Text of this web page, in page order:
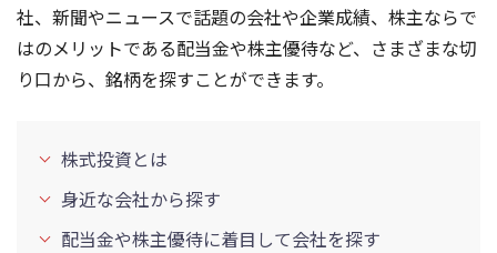
社、新聞やニュースで話題の会社や企業成績、株主ならで
はのメリットである配当金や株主優待など、さまざまな切
り口から、銘柄を探すことができます。
株式投資とは
身近な会社から探す
配当金や株主優待に着目して会社を探す